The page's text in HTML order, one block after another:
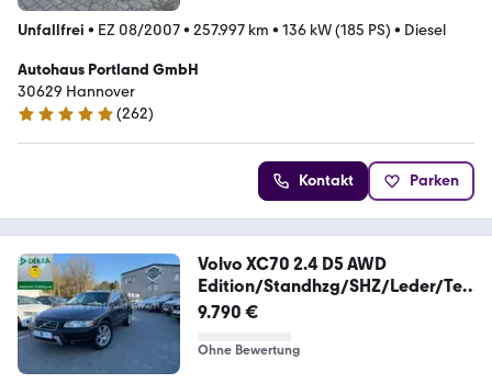
Unfallfrei • EZ 08/2007• 257.997 km • 136 kW (185 PS) • Diesel
Autohaus Portland GmbH
30629 Hannover
4.8 Sterne
(262)
Kontakt Parken
Volvo XC70 2.4 D5 AWD
Edition/Standhzg/SHZ/Leder/Te
mpo
9.790 €
Ohne Bewertung